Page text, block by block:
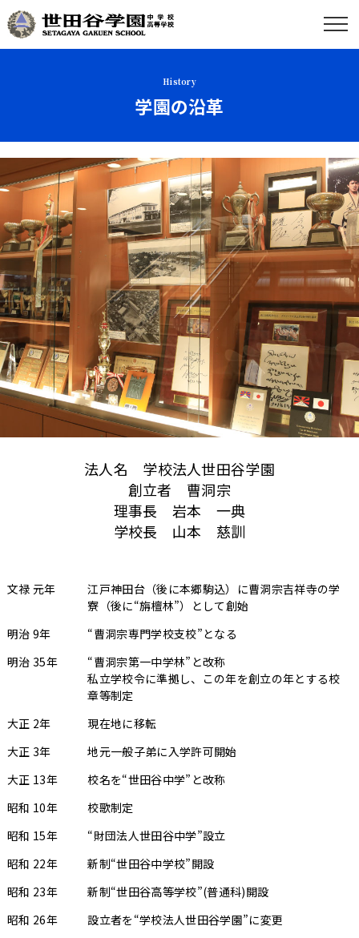
History
学園の沿革
法人名 学校法人世田谷学園
創立者 曹洞宗
理事長 岩本 一典
学校長 山本 慈訓
文禄 元年
江戸神田台（後に本郷駒込）に曹洞宗吉祥寺の学
寮（後に“旃檀林”）として創始
明治 9年
“曹洞宗専門学校支校”となる
明治 35年
“曹洞宗第一中学林”と改称
私立学校令に準拠し、この年を創立の年とする校
章等制定
大正 2年
現在地に移転
大正 3年
地元一般子弟に入学許可開始
大正 13年
校名を“世田谷中学”と改称
昭和 10年
校歌制定
昭和 15年
“財団法人世田谷中学”設立
昭和 22年
新制“世田谷中学校”開設
昭和 23年
新制“世田谷高等学校”(普通科)開設
昭和 26年
設立者を“学校法人世田谷学園”に変更